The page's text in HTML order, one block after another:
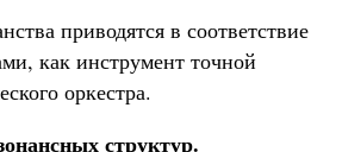
приводятся в соответствие
как инструмент точной
оркестра.
структур.